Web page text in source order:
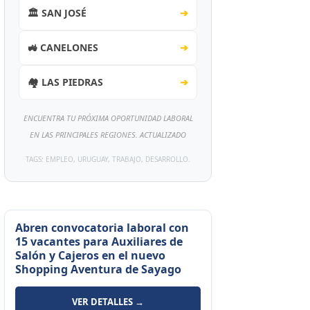
🏛️ SAN JOSÉ ➔
🚜 CANELONES ➔
🏘️ LAS PIEDRAS ➔
ENCUENTRA TU PRÓXIMA OPORTUNIDAD LABORAL
EN LAS PRINCIPALES REGIONES. ACTUALIZADO
TAGS: EMPLEO, URUGUAY, TRABAJO, DESARROLLO.
Abren convocatoria laboral con
15 vacantes para Auxiliares de
Salón y Cajeros en el nuevo
Shopping Aventura de Sayago
VER DETALLES →